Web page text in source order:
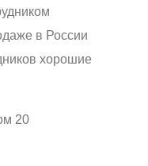
в России
хорошие
20